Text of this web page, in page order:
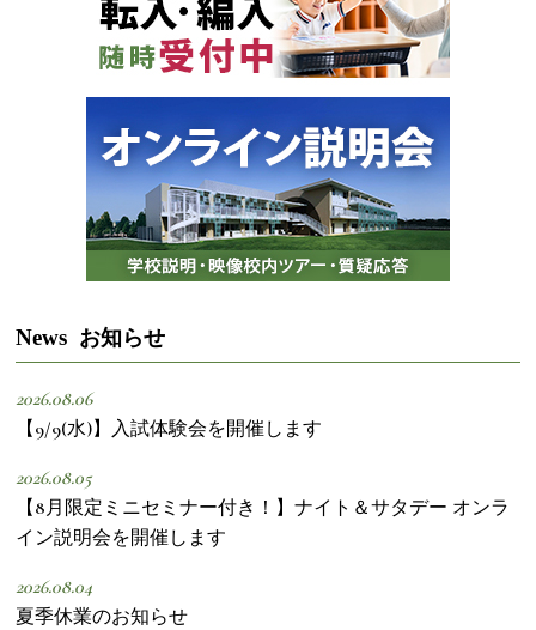
News お知らせ
2026.08.06
【9/9(水)】入試体験会を開催します
2026.08.05
【8月限定ミニセミナー付き！】ナイト＆サタデー オンラ
イン説明会を開催します
2026.08.04
夏季休業のお知らせ